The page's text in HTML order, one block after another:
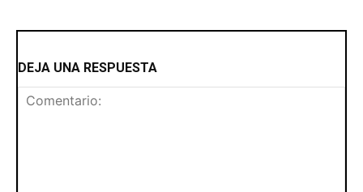
DEJA UNA RESPUESTA